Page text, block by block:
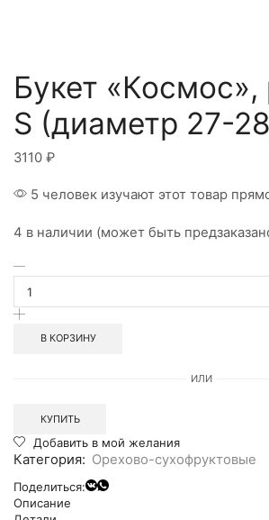
Букет
S (диаметр 27-
3110 ₽
5 человек изучают этот товар
4 в наличии (может быть
товара
Букет
размер
В КОРЗИНУ
ИЛИ
КУПИТЬ
Добавить в мой желания
Категория: Орехово-сухофруктовые
Поделиться:
Описание